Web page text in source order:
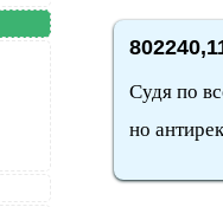
Судя по
но